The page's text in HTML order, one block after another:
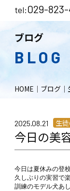
tel:029-
ブログ
BLOG
HOME ｜ ブログ ｜
2025.08.21 生
今日の美
今日は夏休みの登
久しぶりの実習で
訓練のモデル犬あ